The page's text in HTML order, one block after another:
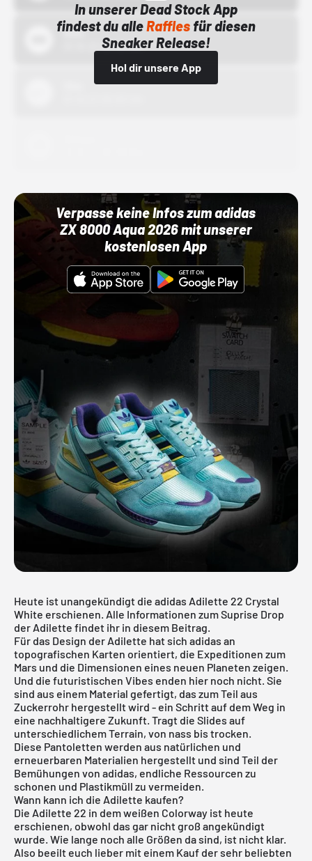
In unserer Dead Stock App
findest du alleRafflesfür diesen
Sneaker Release!
Hol dir unsere App
Bstn
01.10.22 00:00 Uhr
Verpasse keine Infos zum adidas
ZX 8000 Aqua 2026 mit unserer
kostenlosen App
Heute ist unangekündigt die adidas Adilette 22 Crystal
White erschienen. Alle Informationen zum Suprise Drop
der Adilette findet ihr in diesem Beitrag.
Für das Design der Adilette hat sich adidas an
topografischen Karten orientiert, die Expeditionen zum
Mars und die Dimensionen eines neuen Planeten zeigen.
Und die futuristischen Vibes enden hier noch nicht. Sie
sind aus einem Material gefertigt, das zum Teil aus
Zuckerrohr hergestellt wird - ein Schritt auf dem Weg in
eine nachhaltigere Zukunft. Tragt die Slides auf
unterschiedlichem Terrain, von nass bis trocken.
Diese Pantoletten werden aus natürlichen und
erneuerbaren Materialien hergestellt und sind Teil der
Bemühungen von adidas, endliche Ressourcen zu
schonen und Plastikmüll zu vermeiden.
Wann kann ich die Adilette kaufen?
Die Adilette 22 in dem weißen Colorway ist heute
erschienen, obwohl das gar nicht groß angekündigt
wurde. Wie lange noch alle Größen da sind, ist nicht klar.
Also beeilt euch lieber mit einem Kauf der sehr beliebten